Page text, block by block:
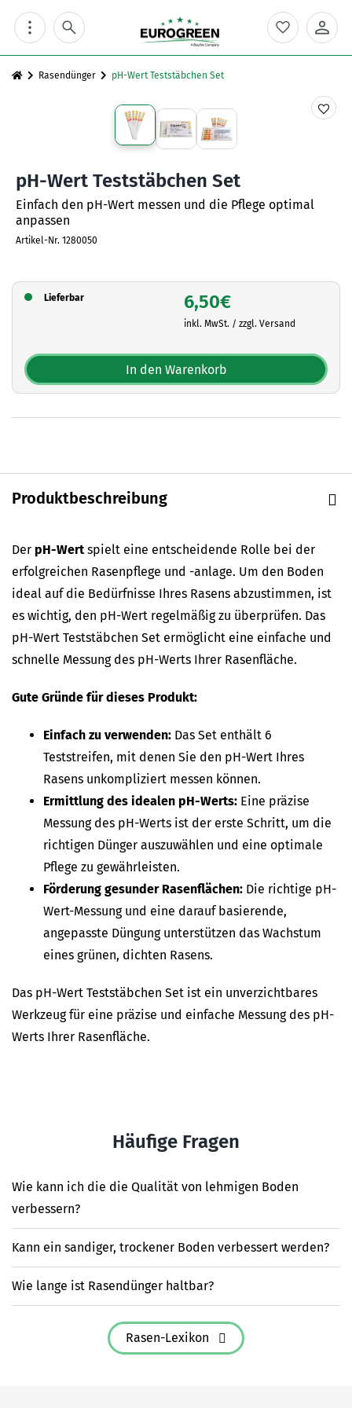
Skip
content
Rasendünger pH-Wert Teststäbchen Set
pH-Wert Teststäbchen Set
Einfach den pH-Wert messen und die Pflege optimal
anpassen
Artikel-Nr. 1280050
Lieferbar 6,50€
inkl. MwSt. / zzgl. Versand
In den Warenkorb
Produktbeschreibung
Der pH-Wert spielt eine entscheidende Rolle bei der
erfolgreichen Rasenpflege und -anlage. Um den Boden
ideal auf die Bedürfnisse Ihres Rasens abzustimmen, ist
es wichtig, den pH-Wert regelmäßig zu überprüfen. Das
pH-Wert Teststäbchen Set ermöglicht eine einfache und
schnelle Messung des pH-Werts Ihrer Rasenfläche.
Gute Gründe für dieses Produkt:
Einfach zu verwenden: Das Set enthält 6
Teststreifen, mit denen Sie den pH-Wert Ihres
Rasens unkompliziert messen können.
Ermittlung des idealen pH-Werts: Eine präzise
Messung des pH-Werts ist der erste Schritt, um die
richtigen Dünger auszuwählen und eine optimale
Pflege zu gewährleisten.
Förderung gesunder Rasenflächen: Die richtige pH-
Wert-Messung und eine darauf basierende,
angepasste Düngung unterstützen das Wachstum
eines grünen, dichten Rasens.
Das pH-Wert Teststäbchen Set ist ein unverzichtbares
Werkzeug für eine präzise und einfache Messung des pH-
Werts Ihrer Rasenfläche.
Häufige Fragen
Wie kann ich die die Qualität von lehmigen Boden
verbessern?
Kann ein sandiger, trockener Boden verbessert werden?
Wie lange ist Rasendünger haltbar?
Rasen-Lexikon